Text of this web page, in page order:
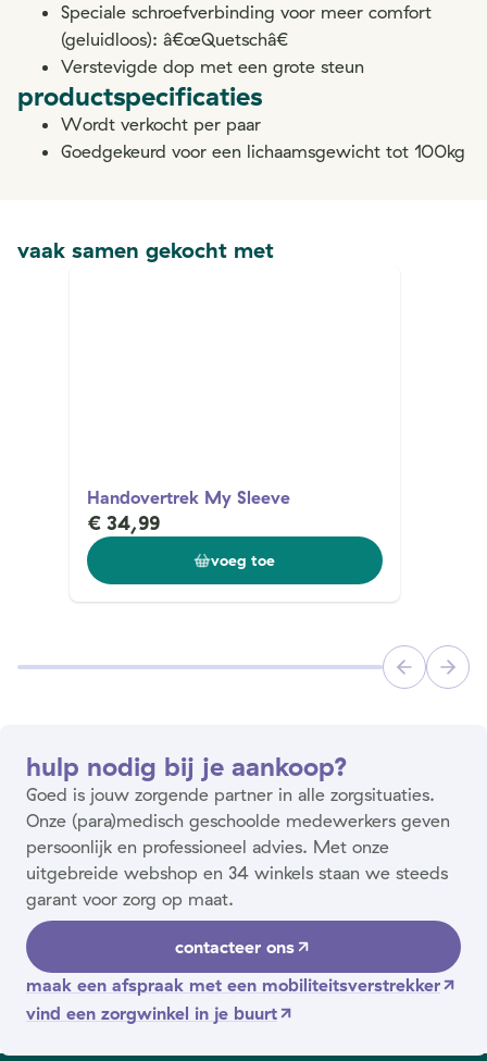
Speciale schroefverbinding voor meer comfort
(geluidloos): â€œQuetschâ€
Verstevigde dop met een grote steun
productspecificaties
Wordt verkocht per paar
Goedgekeurd voor een lichaamsgewicht tot 100kg
vaak samen gekocht met
Handovertrek My Sleeve
€ 34,99
voeg toe
hulp nodig bij je aankoop?
Goed is jouw zorgende partner in alle zorgsituaties.
Onze (para)medisch geschoolde medewerkers geven
persoonlijk en professioneel advies. Met onze
uitgebreide webshop en 34 winkels staan we steeds
garant voor zorg op maat.
contacteer ons
maak een afspraak met een mobiliteitsverstrekker
vind een zorgwinkel in je buurt